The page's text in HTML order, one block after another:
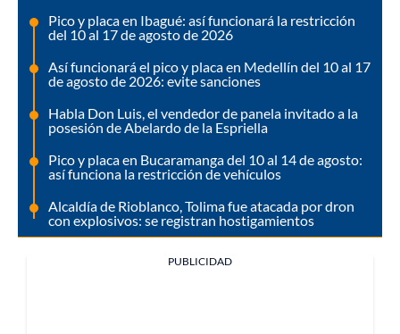
Pico y placa en Ibagué: así funcionará la restricción
del 10 al 17 de agosto de 2026
Así funcionará el pico y placa en Medellín del 10 al 17
de agosto de 2026: evite sanciones
Habla Don Luis, el vendedor de panela invitado a la
posesión de Abelardo de la Espriella
Pico y placa en Bucaramanga del 10 al 14 de agosto:
así funciona la restricción de vehículos
Alcaldía de Rioblanco, Tolima fue atacada por dron
con explosivos: se registran hostigamientos
PUBLICIDAD